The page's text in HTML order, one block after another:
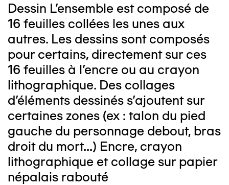
Dessin L’ensemble est composé de
16 feuilles collées les unes aux
autres. Les dessins sont composés
pour certains, directement sur ces
16 feuilles à l’encre ou au crayon
lithographique. Des collages
d’éléments dessinés s’ajoutent sur
certaines zones (ex : talon du pied
gauche du personnage debout, bras
droit du mort...) Encre, crayon
lithographique et collage sur papier
népalais rabouté